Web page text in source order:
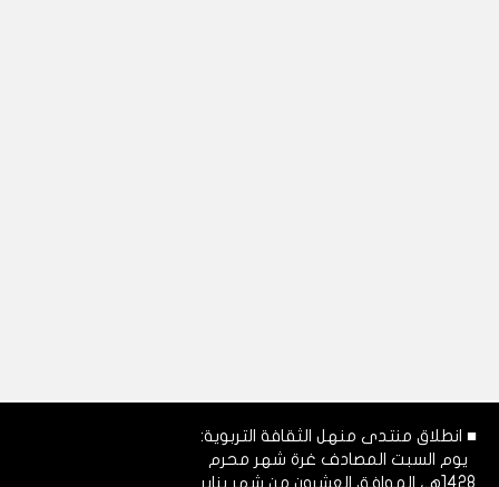
■ انطلاق منتدى منهل الثقافة التربوية:
يوم السبت المصادف غرة شهر محرم
1428هـ، الموافق العشرون من شهر يناير